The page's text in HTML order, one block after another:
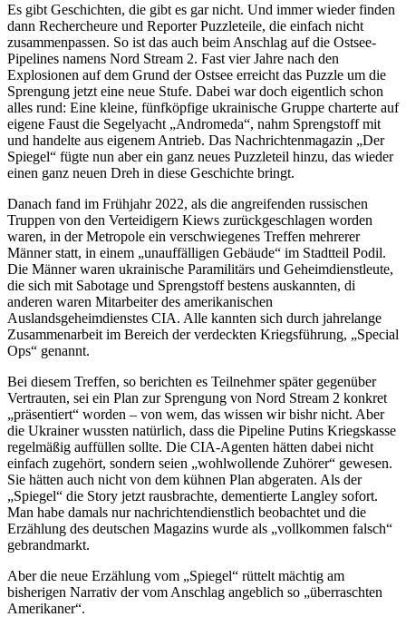
Es gibt Geschichten, die gibt es gar nicht. Und immer wieder finden
dann Rechercheure und Reporter Puzzleteile, die einfach nicht
zusammenpassen. So ist das auch beim Anschlag auf die Ostsee-
Pipelines namens Nord Stream 2. Fast vier Jahre nach den
Explosionen auf dem Grund der Ostsee erreicht das Puzzle um die
Sprengung jetzt eine neue Stufe. Dabei war doch eigentlich schon
alles rund: Eine kleine, fünfköpfige ukrainische Gruppe charterte auf
eigene Faust die Segelyacht „Andromeda“, nahm Sprengstoff mit
und handelte aus eigenem Antrieb. Das Nachrichtenmagazin „Der
Spiegel“ fügte nun aber ein ganz neues Puzzleteil hinzu, das wieder
einen ganz neuen Dreh in diese Geschichte bringt.
Danach fand im Frühjahr 2022, als die angreifenden russischen
Truppen von den Verteidigern Kiews zurückgeschlagen worden
waren, in der Metropole ein verschwiegenes Treffen mehrerer
Männer statt, in einem „unauffälligen Gebäude“ im Stadtteil Podil.
Die Männer waren ukrainische Paramilitärs und Geheimdienstleute,
die sich mit Sabotage und Sprengstoff bestens auskannten, di
anderen waren Mitarbeiter des amerikanischen
Auslandsgeheimdienstes CIA. Alle kannten sich durch jahrelange
Zusammenarbeit im Bereich der verdeckten Kriegsführung, „Special
Ops“ genannt.
Bei diesem Treffen, so berichten es Teilnehmer später gegenüber
Vertrauten, sei ein Plan zur Sprengung von Nord Stream 2 konkret
„präsentiert“ worden – von wem, das wissen wir bishr nicht. Aber
die Ukrainer wussten natürlich, dass die Pipeline Putins Kriegskasse
regelmäßig auffüllen sollte. Die CIA-Agenten hätten dabei nicht
einfach zugehört, sondern seien „wohlwollende Zuhörer“ gewesen.
Sie hätten auch nicht von dem kühnen Plan abgeraten. Als der
„Spiegel“ die Story jetzt rausbrachte, dementierte Langley sofort.
Man habe damals nur nachrichtendienstlich beobachtet und die
Erzählung des deutschen Magazins wurde als „vollkommen falsch“
gebrandmarkt.
Aber die neue Erzählung vom „Spiegel“ rüttelt mächtig am
bisherigen Narrativ der vom Anschlag angeblich so „überraschten
Amerikaner“.